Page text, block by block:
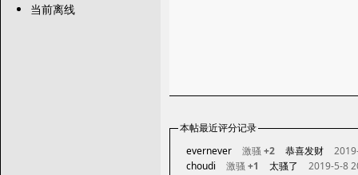
当前离线
本帖最近评分记录
evernever
激骚 +2 恭喜发财
choudi
激骚 +1 太骚了 2019-5-8